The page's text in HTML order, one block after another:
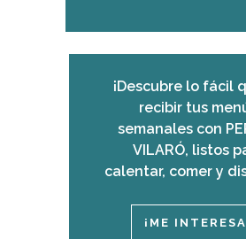
¡Descubre lo fácil
recibir tus
semanales con
VILARÓ, listos
calentar, comer y
¡ME